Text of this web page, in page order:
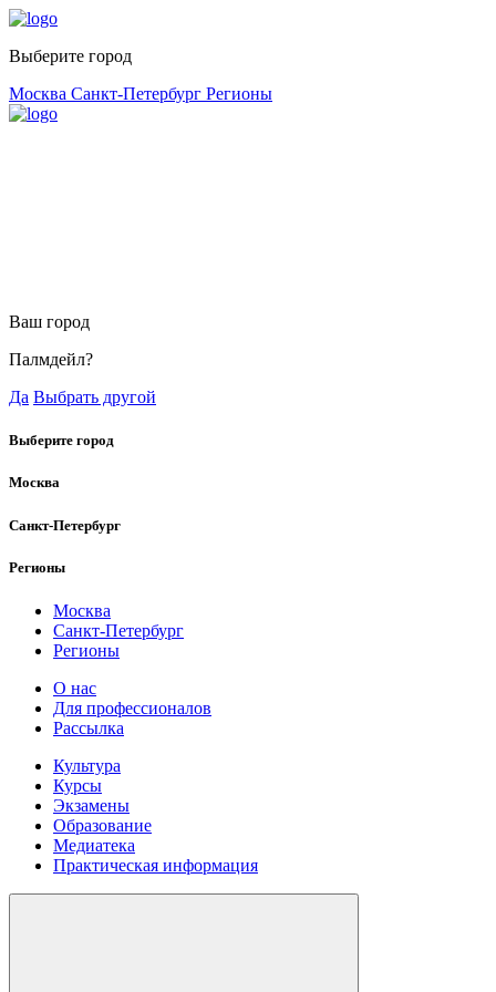
Выберите город
Москва Санкт-Петербург Регионы
Ваш город
Палмдейл?
Да Выбрать другой
Выберите город
Москва
Санкт-Петербург
Регионы
Москва
Санкт-Петербург
Регионы
О нас
Для профессионалов
Рассылка
Культура
Курсы
Экзамены
Образование
Медиатека
Практическая информация